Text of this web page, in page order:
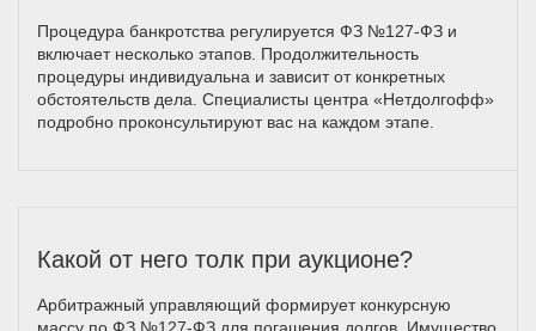
Процедура банкротства регулируется ФЗ №127-ФЗ и
включает несколько этапов. Продолжительность
процедуры индивидуальна и зависит от конкретных
обстоятельств дела. Специалисты центра «Нетдолгофф»
подробно проконсультируют вас на каждом этапе.
Какой от него толк при аукционе?
Арбитражный управляющий формирует конкурсную